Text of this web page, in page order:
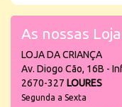
As nossas
LOJA DA CRIANÇA
Av. Diogo Cão, 16B -
2670-327 LOURES
Segunda a Sexta